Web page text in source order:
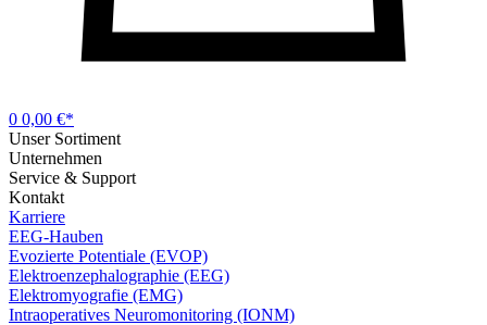
0 0,00 €*
Unser Sortiment
Unternehmen
Service & Support
Kontakt
Karriere
EEG-Hauben
Evozierte Potentiale (EVOP)
Elektroenzephalographie (EEG)
Elektromyografie (EMG)
Intraoperatives Neuromonitoring (IONM)